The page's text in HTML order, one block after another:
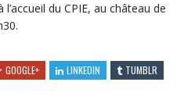
du CPIE, au château de
GOOGLE+ LINKEDIN
TUMBLR